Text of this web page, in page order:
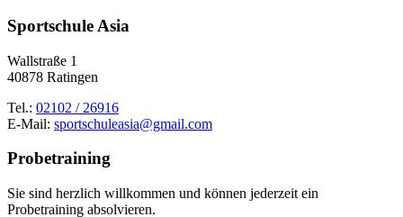
Sportschule Asia
Wallstraße 1
40878 Ratingen
Tel.: 02102 / 26916
E-Mail: sportschuleasia@gmail.com
Probetraining
Sie sind herzlich willkommen und können jederzeit ein
Probetraining absolvieren.